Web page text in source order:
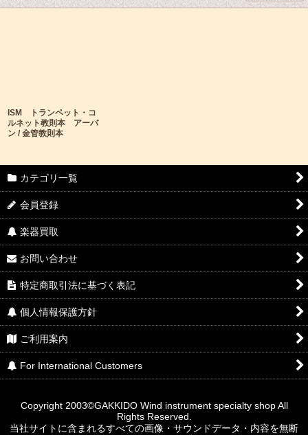
ISM トランペット・コ
ルネット教則本 アーバ
ン / 金管教則本
カテゴリ一覧
会員登録
楽器買取
お問い合わせ
特定商取引法に基づく表記
個人情報保護方針
ご利用案内
For International Customers
Copyright 2003©GAKKIDO Wind instrument specialty shop All
Rights Reserved.
当社サイトに含まれるすべての画像・サウンドデータ・内容を無断